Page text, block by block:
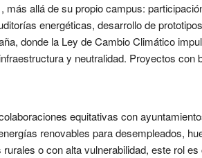
allá de su propio campus:
energéticas, desarrollo de
donde la Ley de Cambio Climático
y neutralidad. Proyectos con
equitativas con
renovables para desempleados,
o con alta vulnerabilidad, este rol